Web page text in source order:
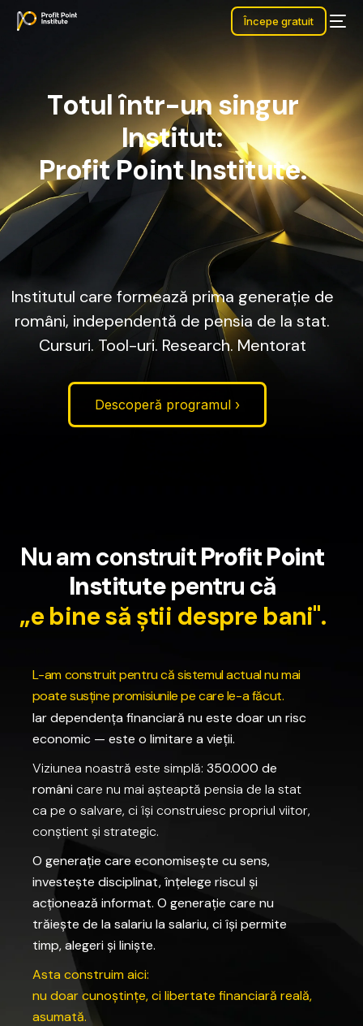
Începe gratuit
Totulîntr-unsingur
Institut:
ProfitPointInstitute.
Institutul care formează prima generație de
români, independentă de pensia de la stat.
Cursuri. Tool-uri. Research. Mentorat
Descoperă programul ›
Nuam construitProfitPoint
Institutepentru că
„e binesă știi despre bani".
L-am construit pentrucăsistemul actual numai
poatesusținepromisiunile pecarele-afăcut.
Iar dependența financiară nu este doar un risc
economic — este o limitare a vieții.
Viziunea noastră este simplă: 350.000 de
români care nu mai așteaptă pensia de la stat
ca pe o salvare, ci își construiesc propriul viitor,
conștient și strategic.
O generație care economisește cu sens,
investește disciplinat, înțelege riscul și
acționează informat. O generație care nu
trăiește de la salariu la salariu, ci își permite
timp, alegeri și liniște.
Asta construim aici:
nu doar cunoștințe, ci libertate financiară reală,
asumată.